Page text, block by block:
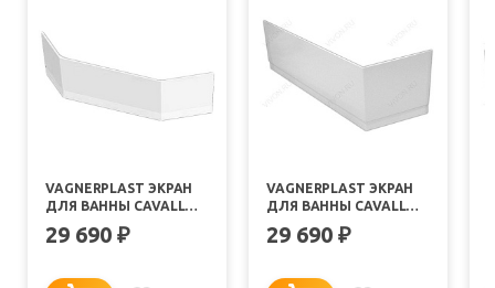
VAGNERPLAST ЭКРАН
ДЛЯ ВАННЫ CAVALLO
140 CORNER
(VPPP14002FP3-04)
29 690 ₽
VAGNERPLAST ЭКРАН
ДЛЯ ВАННЫ CAVALLO L
(VPPP16001FL3-04)
29 690 ₽